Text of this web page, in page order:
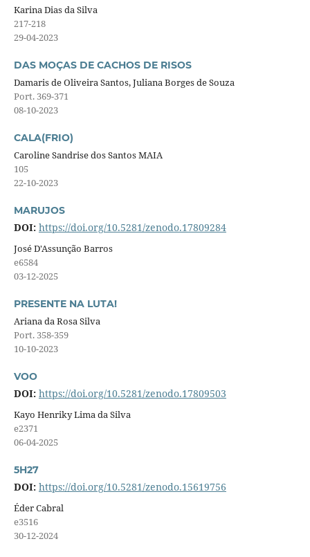
Karina Dias da Silva
217-218
29-04-2023
DAS MOÇAS DE CACHOS DE RISOS
Damaris de Oliveira Santos, Juliana Borges de Souza
Port. 369-371
08-10-2023
CALA(FRIO)
Caroline Sandrise dos Santos MAIA
105
22-10-2023
MARUJOS
DOI: https://doi.org/10.5281/zenodo.17809284
José D'Assunção Barros
e6584
03-12-2025
PRESENTE NA LUTA!
Ariana da Rosa Silva
Port. 358-359
10-10-2023
VOO
DOI: https://doi.org/10.5281/zenodo.17809503
Kayo Henriky Lima da Silva
e2371
06-04-2025
5H27
DOI: https://doi.org/10.5281/zenodo.15619756
Éder Cabral
e3516
30-12-2024